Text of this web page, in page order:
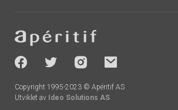
-
socials
Copyright 1995-2023 © Apéritif AS
Utviklet av Ideo Solutions AS